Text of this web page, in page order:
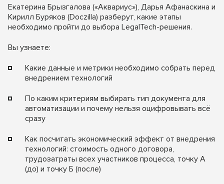
Екатерина Брызгалова («Аквариус»), Дарья Афанаскина и
Кирилл Буряков (Doczilla) разберут, какие этапы
необходимо пройти до выбора LegalTech-решения.
Вы узнаете:
Какие данные и метрики необходимо собрать перед
внедрением технологий
По каким критериям выбирать тип документа для
автоматизации и почему нельзя оцифровывать всё
сразу
Как посчитать экономический эффект от внедрения
технологий: стоимость одного договора,
трудозатраты всех участников процесса, точку А
(до) и точку Б (после)